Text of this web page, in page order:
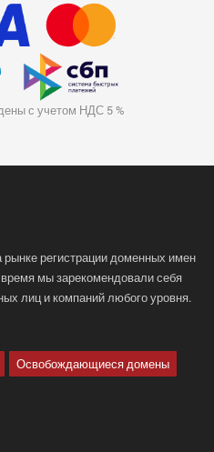
с учетом НДС 5 %
регистрации доменных имен
мы зарекомендовали себя
лиц и компаний любого уровня.
Освобождающиеся домены